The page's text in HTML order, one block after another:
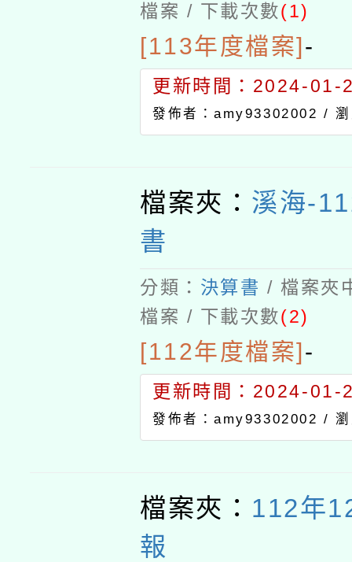
檔案 / 下載次數(1)
[113年度檔案]-
更新時間：2024-01-
發佈者：amy93302002 /
檔案夾： 溪海-
書
分類： 決算書 / 檔案夾
檔案 / 下載次數(2)
[112年度檔案]-
更新時間：2024-01-
發佈者：amy93302002 /
檔案夾： 112年
報